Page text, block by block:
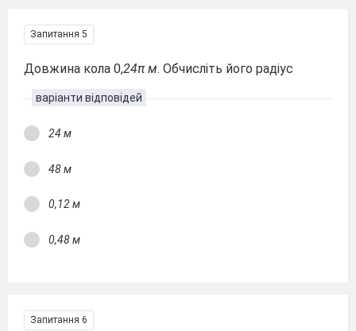
Запитання 5
Довжина кола 0,24π м. Обчисліть його радіус
варіанти відповідей
24 м
48 м
0,12 м
0,48 м
Запитання 6